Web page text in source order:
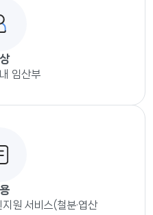
임산부
원 서비스(철분·엽산